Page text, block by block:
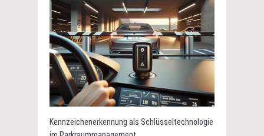
Kennzeichenerkennung als Schlüsseltechnologie